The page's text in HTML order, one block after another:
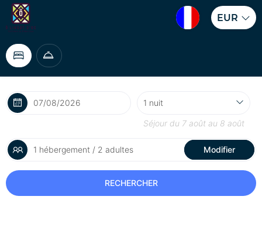
EUR
Séjour du 7 août au 8 août
1 hébergement / 2 adultes Modifier